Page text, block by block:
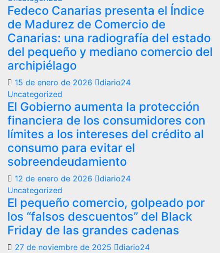
Fedeco Canarias presenta el Índice
de Madurez de Comercio de
Canarias: una radiografía del estado
del pequeño y mediano comercio del
archipiélago
15 de enero de 2026
diario24
Uncategorized
El Gobierno aumenta la protección
financiera de los consumidores con
límites a los intereses del crédito al
consumo para evitar el
sobreendeudamiento
12 de enero de 2026
diario24
Uncategorized
El pequeño comercio, golpeado por
los “falsos descuentos” del Black
Friday de las grandes cadenas
27 de noviembre de 2025
diario24